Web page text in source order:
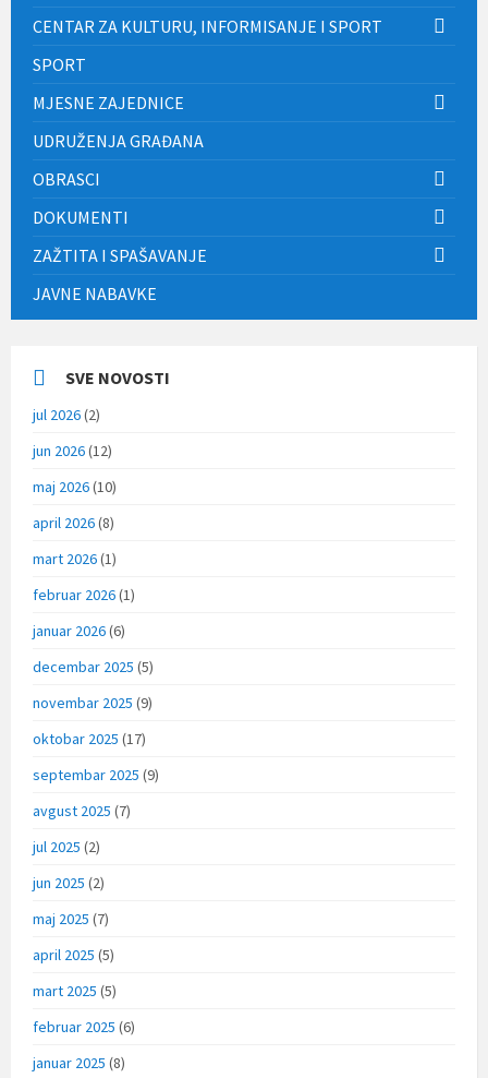
CENTAR ZA KULTURU, INFORMISANJE I SPORT
SPORT
MJESNE ZAJEDNICE
UDRUŽENJA GRAĐANA
OBRASCI
DOKUMENTI
ZAŽTITA I SPAŠAVANJE
JAVNE NABAVKE
SVE NOVOSTI
jul 2026(2)
jun 2026(12)
maj 2026(10)
april 2026(8)
mart 2026(1)
februar 2026(1)
januar 2026(6)
decembar 2025 (5)
novembar 2025 (9)
oktobar 2025 (17)
septembar 2025 (9)
avgust 2025 (7)
jul 2025 (2)
jun 2025 (2)
maj 2025 (7)
april 2025 (5)
mart 2025 (5)
februar 2025 (6)
januar 2025 (8)